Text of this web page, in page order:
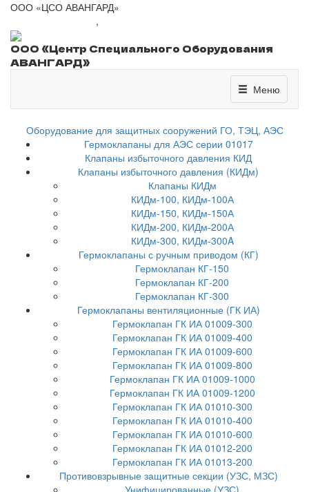
ООО «ЦСО АВАНГАРД»
,
ООО «Центр Специального Оборудования
АВАНГАРД»
МенюМеню
Оборудование для защитных сооружений ГО, ТЭЦ, АЭС
Гермоклапаны для АЭС серии 01017
Клапаны избыточного давления КИД
Клапаны избыточного давления (КИДм)
Клапаны КИДм
КИДм-100, КИДм-100А
КИДм-150, КИДм-150А
КИДм-200, КИДм-200А
КИДм-300, КИДм-300A
Гермоклапаны с ручным приводом (КГ)
Гермоклапан КГ-150
Гермоклапан КГ-200
Гермоклапан КГ-300
Гермоклапаны вентиляционные (ГК ИА)
Гермоклапан ГК ИА 01009-300
Гермоклапан ГК ИА 01009-400
Гермоклапан ГК ИА 01009-600
Гермоклапан ГК ИА 01009-800
Гермоклапан ГК ИА 01009-1000
Гермоклапан ГК ИА 01009-1200
Гермоклапан ГК ИА 01010-300
Гермоклапан ГК ИА 01010-400
Гермоклапан ГК ИА 01010-600
Гермоклапан ГК ИА 01012-200
Гермоклапан ГК ИА 01013-200
Противовзрывные защитные секции (УЗС, МЗС)